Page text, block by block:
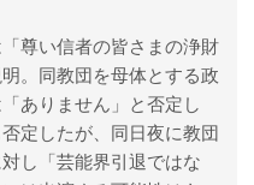
尊い信者の皆さまの浄財
。同教団を母体とする政
ありません」と否定し
定したが、同日夜に教団
し「芸能界引退ではな